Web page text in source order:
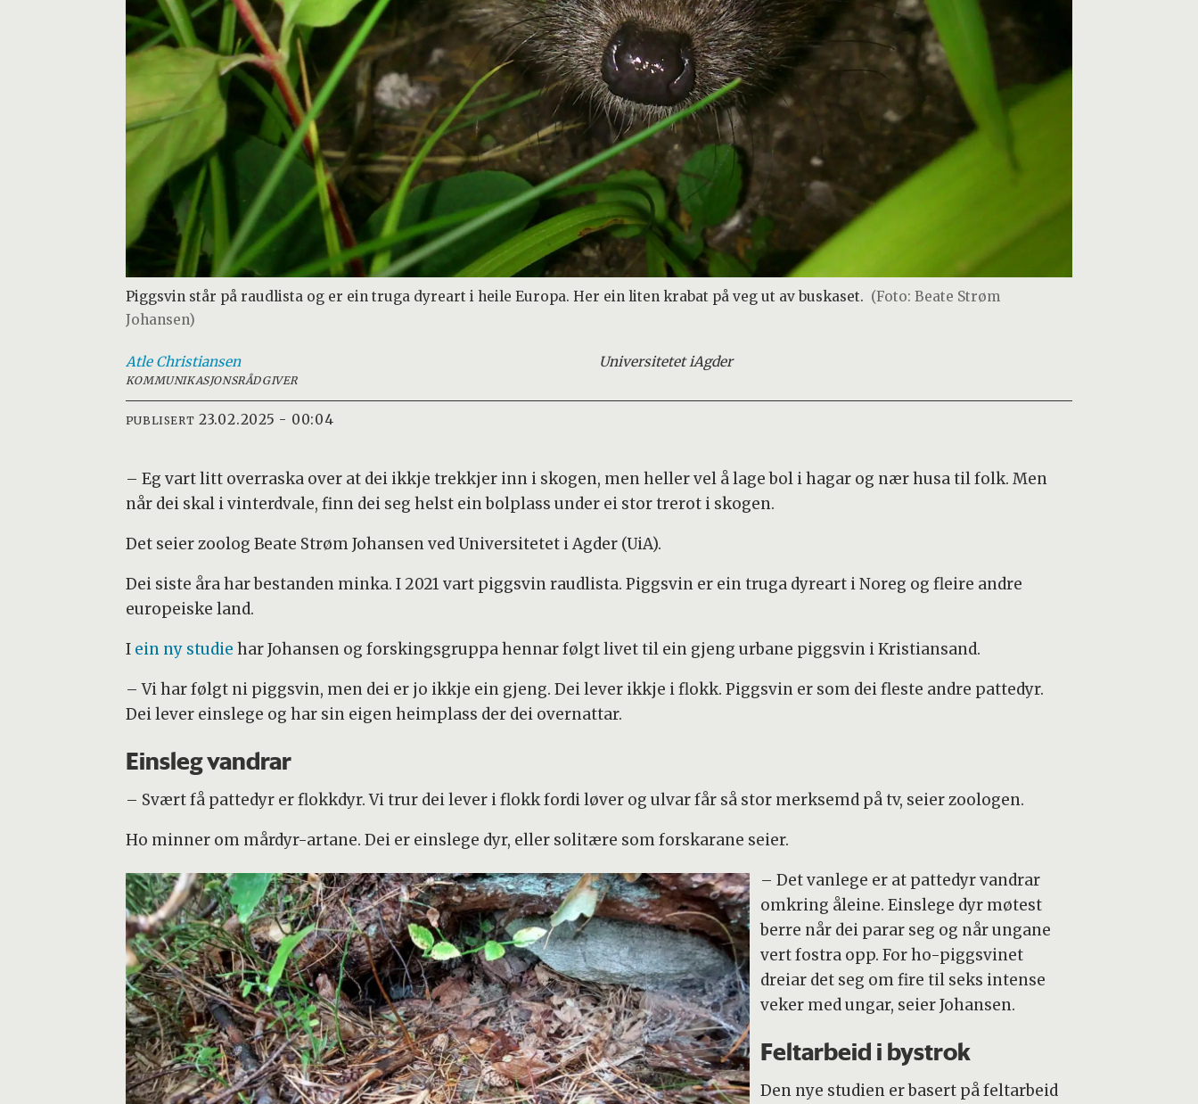
Piggsvin står på raudlista og er ein truga dyreart i heile Europa. Her ein liten krabat på veg ut av buskaset. (Foto: Beate Strøm
Johansen)
Atle Christiansen
KOMMUNIKASJONSRÅDGIVER
Universitetet iAgder
PUBLISERT 23.02.2025 - 00:04
– Eg vart litt overraska over at dei ikkje trekkjer inn i skogen, men heller vel å lage bol i hagar og nær husa til folk. Men
når dei skal i vinterdvale, finn dei seg helst ein bolplass under ei stor trerot i skogen.
Det seier zoolog Beate Strøm Johansen ved Universitetet i Agder (UiA).
Dei siste åra har bestanden minka. I 2021 vart piggsvin raudlista. Piggsvin er ein truga dyreart i Noreg og fleire andre
europeiske land.
I ein ny studie har Johansen og forskingsgruppa hennar følgt livet til ein gjeng urbane piggsvin i Kristiansand.
– Vi har følgt ni piggsvin, men dei er jo ikkje ein gjeng. Dei lever ikkje i flokk. Piggsvin er som dei fleste andre pattedyr.
Dei lever einslege og har sin eigen heimplass der dei overnattar.
Einsleg vandrar
– Svært få pattedyr er flokkdyr. Vi trur dei lever i flokk fordi løver og ulvar får så stor merksemd på tv, seier zoologen.
Ho minner om mårdyr-artane. Dei er einslege dyr, eller solitære som forskarane seier.
– Det vanlege er at pattedyr vandrar
omkring åleine. Einslege dyr møtest
berre når dei parar seg og når ungane
vert fostra opp. For ho-piggsvinet
dreiar det seg om fire til seks intense
veker med ungar, seier Johansen.
Feltarbeid i bystrok
Den nye studien er basert på feltarbeid